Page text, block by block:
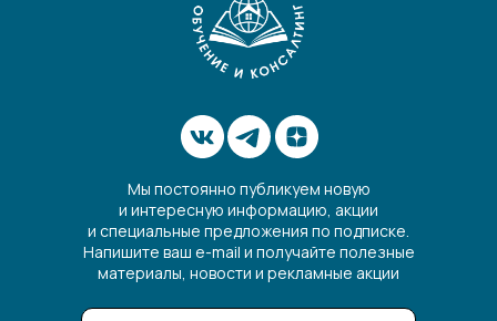
Мы постоянно публикуем новую
и интересную информацию, акции
и специальные предложения по подписке.
Напишите ваш e-mail и получайте полезные
материалы, новости и рекламные акции